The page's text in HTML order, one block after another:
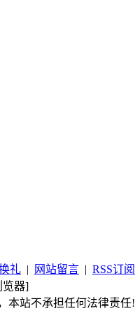
礼 | 网站留言 | RSS订阅
览器]
本站不承担任何法律责任!